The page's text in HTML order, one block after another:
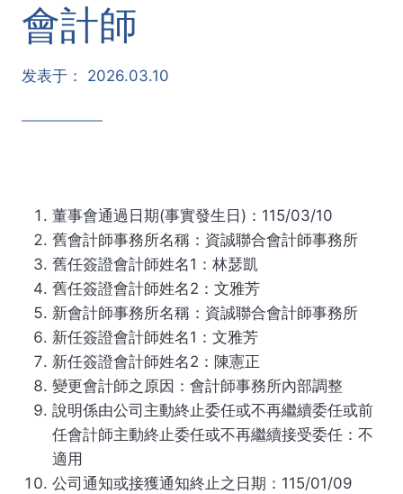
會計師
发表于： 2026.03.10
董事會通過日期(事實發生日)：115/03/10
舊會計師事務所名稱：資誠聯合會計師事務所
舊任簽證會計師姓名1：林瑟凱
舊任簽證會計師姓名2：文雅芳
新會計師事務所名稱：資誠聯合會計師事務所
新任簽證會計師姓名1：文雅芳
新任簽證會計師姓名2：陳憲正
變更會計師之原因：會計師事務所內部調整
說明係由公司主動終止委任或不再繼續委任或前
任會計師主動終止委任或不再繼續接受委任：不
適用
公司通知或接獲通知終止之日期：115/01/09